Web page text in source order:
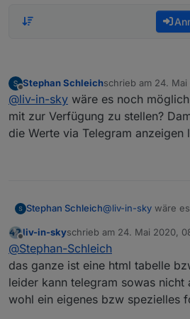
Offline
Stephan Schleichschrieb am 24.
zuletzt editiert von
@liv-in-sky wäre es noch
mit zur Verfügung zu stellen?
die Werte via Telegram anzeigen
Stephan Schleich@liv-in-sky wäre
könnte man dann
anzeigen lassen
Offline
liv-in-skyschrieb am 24. Mai 2020,
zuletzt editiert von
@Stephan-Schleich
das ganze ist eine html tabelle
leider kann telegram sowas nicht
wohl ein eigenes bzw spezielles